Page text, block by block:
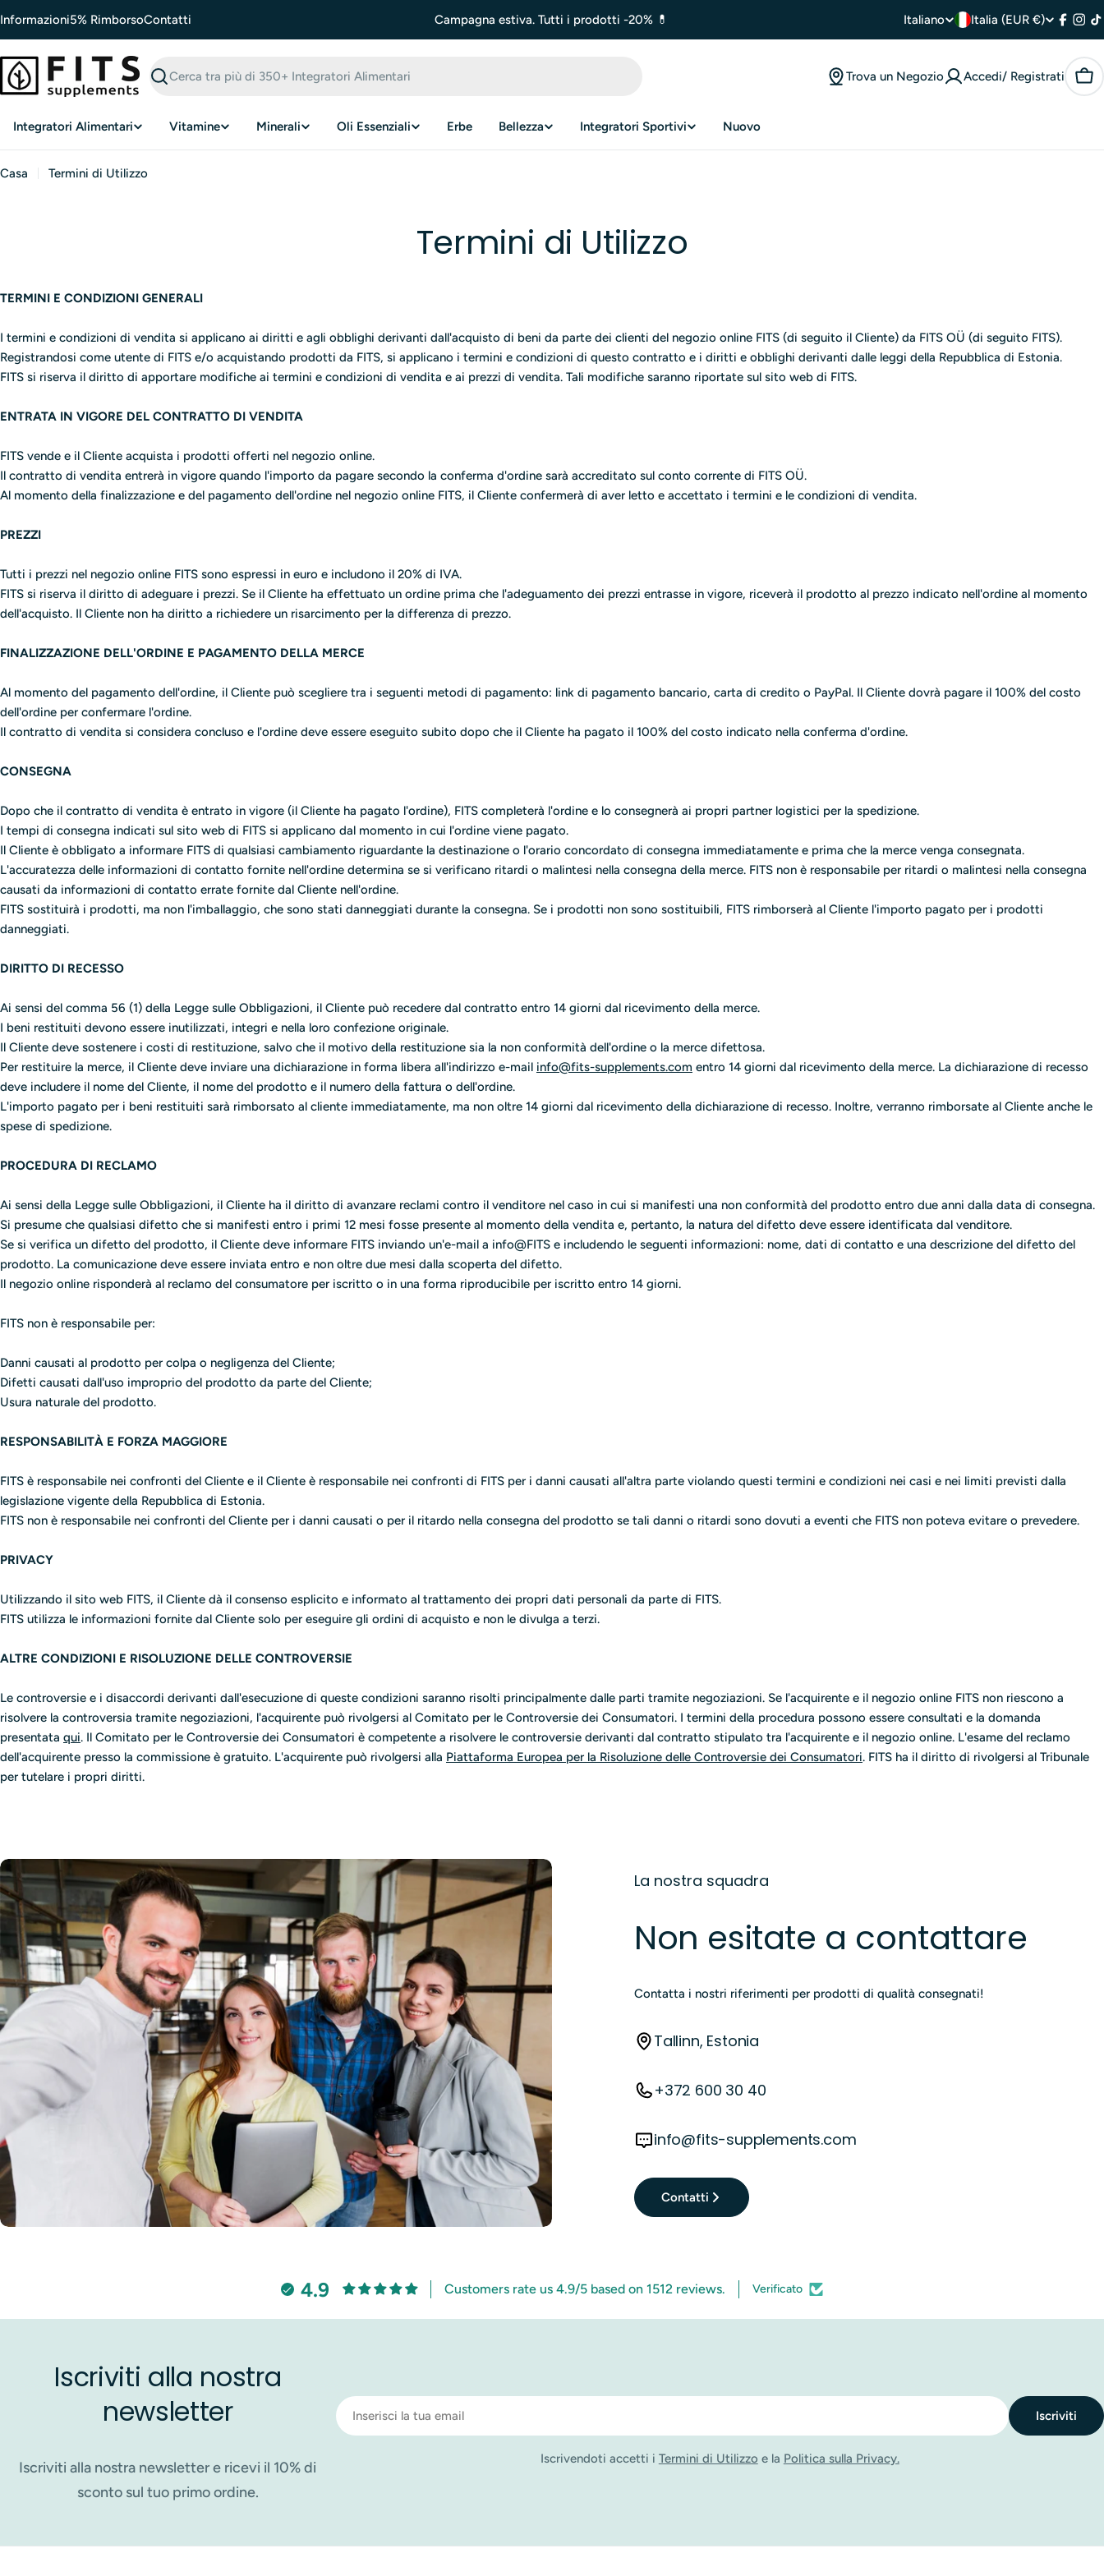
al
Informazioni5% RimborsoContatti Campagna estiva. Tutti i prodotti -20% 💊
L
i
Italiano
P
a
e
i
o
Italia (EUR €)
Cerca
Trova un Negozio Accedi/ Registrati
Integratori Alimentari Vitamine Minerali Oli Essenziali Erbe Bellezza Integratori Sportivi Nuovo
Casa Termini di Utilizzo
Termini di Utilizzo
TERMINI E CONDIZIONI GENERALI
I termini e condizioni di vendita si applicano ai diritti e agli obblighi derivanti dall'acquisto di beni da parte dei clienti del negozio online FITS (di seguito il Cliente) da FITS OÜ (di seguito FITS).
Registrandosi come utente di FITS e/o acquistando prodotti da FITS, si applicano i termini e condizioni di questo contratto e i diritti e obblighi derivanti dalle leggi della Repubblica di Estonia.
FITS si riserva il diritto di apportare modifiche ai termini e condizioni di vendita e ai prezzi di vendita. Tali modifiche saranno riportate sul sito web di FITS.
ENTRATA IN VIGORE DEL CONTRATTO DI VENDITA
FITS vende e il Cliente acquista i prodotti offerti nel negozio online.
Il contratto di vendita entrerà in vigore quando l'importo da pagare secondo la conferma d'ordine sarà accreditato sul conto corrente di FITS OÜ.
Al momento della finalizzazione e del pagamento dell'ordine nel negozio online FITS, il Cliente confermerà di aver letto e accettato i termini e le condizioni di vendita.
PREZZI
Tutti i prezzi nel negozio online FITS sono espressi in euro e includono il 20% di IVA.
FITS si riserva il diritto di adeguare i prezzi. Se il Cliente ha effettuato un ordine prima che l'adeguamento dei prezzi entrasse in vigore, riceverà il prodotto al prezzo indicato nell'ordine al momento
dell'acquisto. Il Cliente non ha diritto a richiedere un risarcimento per la differenza di prezzo.
FINALIZZAZIONE DELL'ORDINE E PAGAMENTO DELLA MERCE
Al momento del pagamento dell'ordine, il Cliente può scegliere tra i seguenti metodi di pagamento: link di pagamento bancario, carta di credito o PayPal. Il Cliente dovrà pagare il 100% del costo
dell'ordine per confermare l'ordine.
Il contratto di vendita si considera concluso e l'ordine deve essere eseguito subito dopo che il Cliente ha pagato il 100% del costo indicato nella conferma d'ordine.
CONSEGNA
Dopo che il contratto di vendita è entrato in vigore (il Cliente ha pagato l'ordine), FITS completerà l'ordine e lo consegnerà ai propri partner logistici per la spedizione.
I tempi di consegna indicati sul sito web di FITS si applicano dal momento in cui l'ordine viene pagato.
Il Cliente è obbligato a informare FITS di qualsiasi cambiamento riguardante la destinazione o l'orario concordato di consegna immediatamente e prima che la merce venga consegnata.
L'accuratezza delle informazioni di contatto fornite nell'ordine determina se si verificano ritardi o malintesi nella consegna della merce. FITS non è responsabile per ritardi o malintesi nella consegna
causati da informazioni di contatto errate fornite dal Cliente nell'ordine.
FITS sostituirà i prodotti, ma non l'imballaggio, che sono stati danneggiati durante la consegna. Se i prodotti non sono sostituibili, FITS rimborserà al Cliente l'importo pagato per i prodotti
danneggiati.
DIRITTO DI RECESSO
Ai sensi del comma 56 (1) della Legge sulle Obbligazioni, il Cliente può recedere dal contratto entro 14 giorni dal ricevimento della merce.
I beni restituiti devono essere inutilizzati, integri e nella loro confezione originale.
Il Cliente deve sostenere i costi di restituzione, salvo che il motivo della restituzione sia la non conformità dell'ordine o la merce difettosa.
Per restituire la merce, il Cliente deve inviare una dichiarazione in forma libera all'indirizzo e-mail info@fits-supplements.com entro 14 giorni dal ricevimento della merce. La dichiarazione di recesso
deve includere il nome del Cliente, il nome del prodotto e il numero della fattura o dell'ordine.
L'importo pagato per i beni restituiti sarà rimborsato al cliente immediatamente, ma non oltre 14 giorni dal ricevimento della dichiarazione di recesso. Inoltre, verranno rimborsate al Cliente anche le
spese di spedizione.
PROCEDURA DI RECLAMO
Ai sensi della Legge sulle Obbligazioni, il Cliente ha il diritto di avanzare reclami contro il venditore nel caso in cui si manifesti una non conformità del prodotto entro due anni dalla data di consegna.
Si presume che qualsiasi difetto che si manifesti entro i primi 12 mesi fosse presente al momento della vendita e, pertanto, la natura del difetto deve essere identificata dal venditore.
Se si verifica un difetto del prodotto, il Cliente deve informare FITS inviando un'e-mail a info@FITS e includendo le seguenti informazioni: nome, dati di contatto e una descrizione del difetto del
prodotto. La comunicazione deve essere inviata entro e non oltre due mesi dalla scoperta del difetto.
Il negozio online risponderà al reclamo del consumatore per iscritto o in una forma riproducibile per iscritto entro 14 giorni.
FITS non è responsabile per:
Danni causati al prodotto per colpa o negligenza del Cliente;
Difetti causati dall'uso improprio del prodotto da parte del Cliente;
Usura naturale del prodotto.
RESPONSABILITÀ E FORZA MAGGIORE
FITS è responsabile nei confronti del Cliente e il Cliente è responsabile nei confronti di FITS per i danni causati all'altra parte violando questi termini e condizioni nei casi e nei limiti previsti dalla
legislazione vigente della Repubblica di Estonia.
FITS non è responsabile nei confronti del Cliente per i danni causati o per il ritardo nella consegna del prodotto se tali danni o ritardi sono dovuti a eventi che FITS non poteva evitare o prevedere.
PRIVACY
Utilizzando il sito web FITS, il Cliente dà il consenso esplicito e informato al trattamento dei propri dati personali da parte di FITS.
FITS utilizza le informazioni fornite dal Cliente solo per eseguire gli ordini di acquisto e non le divulga a terzi.
ALTRE CONDIZIONI E RISOLUZIONE DELLE CONTROVERSIE
Le controversie e i disaccordi derivanti dall'esecuzione di queste condizioni saranno risolti principalmente dalle parti tramite negoziazioni. Se l'acquirente e il negozio online FITS non riescono a
risolvere la controversia tramite negoziazioni, l'acquirente può rivolgersi al Comitato per le Controversie dei Consumatori. I termini della procedura possono essere consultati e la domanda
presentata qui. Il Comitato per le Controversie dei Consumatori è competente a risolvere le controversie derivanti dal contratto stipulato tra l'acquirente e il negozio online. L'esame del reclamo
dell'acquirente presso la commissione è gratuito. L'acquirente può rivolgersi alla Piattaforma Europea per la Risoluzione delle Controversie dei Consumatori. FITS ha il diritto di rivolgersi al Tribunale
per tutelare i propri diritti.
La nostra squadra
Non esitate a contattare
Contatta i nostri riferimenti per prodotti di qualità consegnati!
Tallinn, Estonia
+372 600 30 40
info@fits-supplements.com
Contatti
4.9 Customers rate us 4.9/5 based on 1512 reviews. Verificato
Iscriviti alla nostra
newsletter
Iscriviti alla nostra newsletter e ricevi il 10% di
sconto sul tuo primo ordine.
Email
Iscriviti
Iscrivendoti accetti i Termini di Utilizzo e la Politica sulla Privacy.